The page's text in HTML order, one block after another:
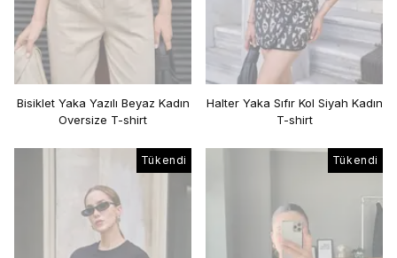
Bisiklet Yaka Yazılı Beyaz Kadın
Oversize T-shirt
Halter Yaka Sıfır Kol Siyah Kadın
T-shirt
Tükendi Tükendi